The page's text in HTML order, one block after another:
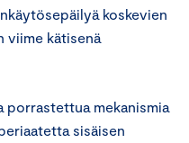
koskevien
viime kätisenä
porrastettua mekanismia
sisäisen